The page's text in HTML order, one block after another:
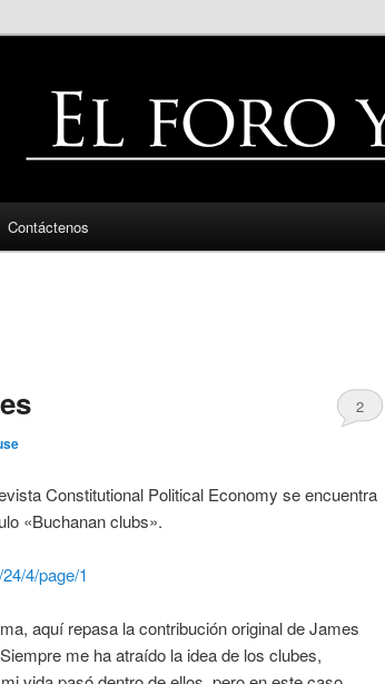
Contáctenos
2
Constitutional Political Economy se encuentra
«Buchanan clubs».
4/page/1
aquí repasa la contribución original de James
me ha atraído la idea de los clubes,